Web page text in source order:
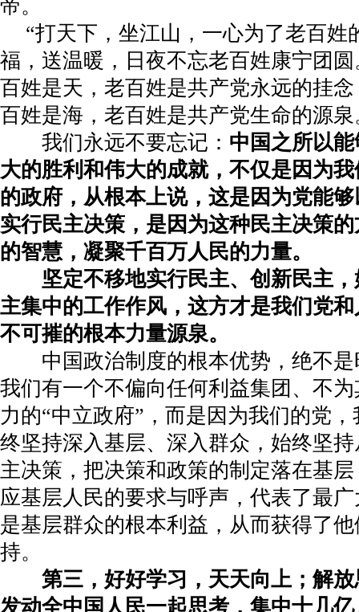
帝。
“打天下，坐江山，一心为了老百姓
福，送温暖，日夜不忘老百姓康宁团
百姓是天，老百姓是共产党永远的挂
百姓是海，老百姓是共产党生命的源泉
我们永远不要忘记： 中国之所以
大的胜利和伟大的成就，不仅是因为
的政府，从根本上说，这是因为党能
实行民主决策，是因为这种民主决策
的智慧，凝聚千百万人民的力量。
坚定不移地实行民主、创新民主
主集中的工作作风，这方才是我们党
不可摧的根本力量源泉。
中国政治制度的根本优势，绝不是
我们有一个不偏向任何利益集团、不
力的“中立政府”，而是因为我们的党
终坚持深入基层、深入群众，始终坚
主决策，把决策和政策的制定落在基
应基层人民的要求与呼声，代表了最
是基层群众的根本利益，从而获得了
持。
第三，好好学习，天天向上；解
发动全中国人民一起思考，集中十几